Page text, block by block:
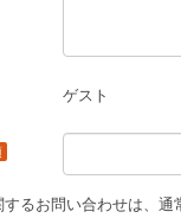
ゲスト
るお問い合わせは、通